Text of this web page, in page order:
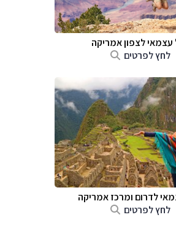
עצמאי לצפון אמריקה
לחץ לפרטים
לדרום ומרכז אמריקה
לחץ לפרטים